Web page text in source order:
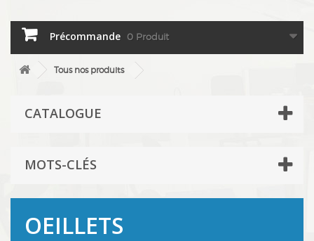
Précommande 0 Produit
Tous nos produits
CATALOGUE
MOTS-CLÉS
OEILLETS